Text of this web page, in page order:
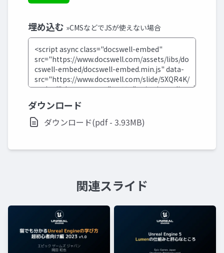
埋め込む »CMSなどでJSが使えない場合
ダウンロード
ダウンロード(pdf - 3.93MB)
関連スライド